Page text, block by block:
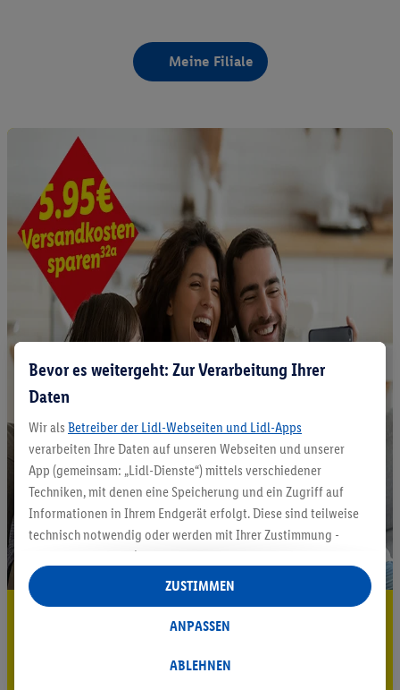
Meine Filiale
5.95 € Versand sparen³²ᵃ
Bevor es weitergeht: Zur Verarbeitung Ihrer
Daten
Wir als Betreiber der Lidl-Webseiten und Lidl-Apps
verarbeiten Ihre Daten auf unseren Webseiten und unserer
App (gemeinsam: „Lidl-Dienste“) mittels verschiedener
Techniken, mit denen eine Speicherung und ein Zugriff auf
Informationen in Ihrem Endgerät erfolgt. Diese sind teilweise
technisch notwendig oder werden mit Ihrer Zustimmung -
auch durch Partner (u.a.
Verantwortliche; im Zusammenhang mit dem IAB TCF
insgesamt
Statistik-Erstellung oder für personalisierte Werbung
Datenverarbeitungen für personalisierte Werbung werden
ABLEHNEN
ANPASSEN
ZUSTIMMEN